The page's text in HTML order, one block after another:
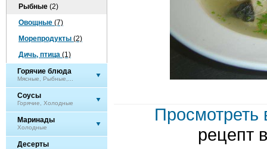
Рыбные (2)
Овощные (7)
Морепродукты (2)
Дичь, птица (1)
Горячие блюда
Мясные, Рыбные,...
Соусы
Горячие, Холодные
Маринады
Холодные
Десерты
Просмотреть
рецепт